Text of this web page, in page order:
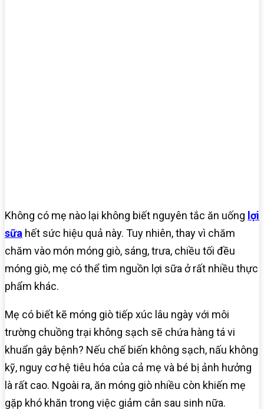
Không có mẹ nào lại không biết nguyên tắc ăn uống lợi
sữa hết sức hiệu quả này. Tuy nhiên, thay vì chăm
chăm vào món móng giò, sáng, trưa, chiều tối đều
móng giò, mẹ có thể tìm nguồn lợi sữa ở rất nhiều thực
phẩm khác.
Mẹ có biết kẽ móng giò tiếp xúc lâu ngày với môi
trường chuồng trại không sạch sẽ chứa hàng tá vi
khuẩn gây bệnh? Nếu chế biến không sạch, nấu không
kỹ, nguy cơ hệ tiêu hóa của cả mẹ và bé bị ảnh hưởng
là rất cao. Ngoài ra, ăn móng giò nhiều còn khiến mẹ
gặp khó khăn trong việc giảm cân sau sinh nữa.